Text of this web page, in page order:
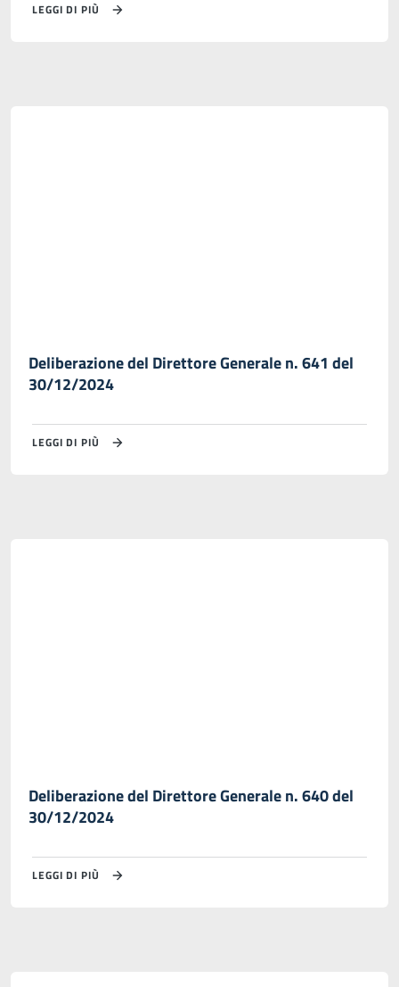
LEGGI DI PIÙ
Deliberazione del Direttore Generale n. 641 del
30/12/2024
LEGGI DI PIÙ
Deliberazione del Direttore Generale n. 640 del
30/12/2024
LEGGI DI PIÙ